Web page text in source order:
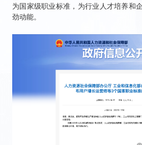
为国家级职业标准，为行业人才培养和
劲动能。